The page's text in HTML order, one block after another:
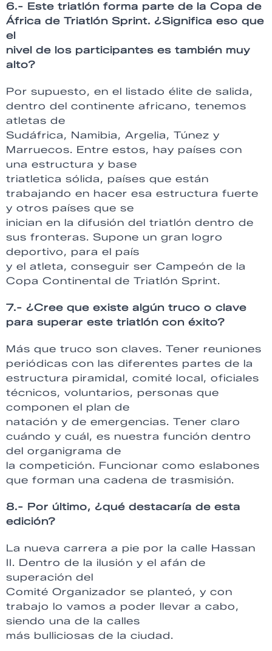
6.- Este triatlón forma parte de la Copa de
África de Triatlón Sprint. ¿Significa eso que
el
nivel de los participantes es también muy
alto?
Por supuesto, en el listado élite de salida,
dentro del continente africano, tenemos
atletas de
Sudáfrica, Namibia, Argelia, Túnez y
Marruecos. Entre estos, hay países con
una estructura y base
triatletica sólida, países que están
trabajando en hacer esa estructura fuerte
y otros países que se
inician en la difusión del triatlón dentro de
sus fronteras. Supone un gran logro
deportivo, para el país
y el atleta, conseguir ser Campeón de la
Copa Continental de Triatlón Sprint.
7.- ¿Cree que existe algún truco o clave
para superar este triatlón con éxito?
Más que truco son claves. Tener reuniones
periódicas con las diferentes partes de la
estructura piramidal, comité local, oficiales
técnicos, voluntarios, personas que
componen el plan de
natación y de emergencias. Tener claro
cuándo y cuál, es nuestra función dentro
del organigrama de
la competición. Funcionar como eslabones
que forman una cadena de trasmisión.
8.- Por último, ¿qué destacaría de esta
edición?
La nueva carrera a pie por la calle Hassan
II. Dentro de la ilusión y el afán de
superación del
Comité Organizador se planteó, y con
trabajo lo vamos a poder llevar a cabo,
siendo una de la calles
más bulliciosas de la ciudad.